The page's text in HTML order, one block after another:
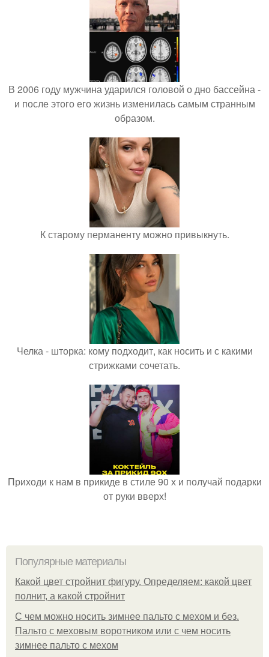
В 2006 году мужчина ударился головой о дно бассейна -
и после этого его жизнь изменилась самым странным
образом.
К старому перманенту можно привыкнуть.
Челка - шторка: кому подходит, как носить и с какими
стрижками сочетать.
Приходи к нам в прикиде в стиле 90 х и получай подарки
от руки вверх!
Популярные материалы
Какой цвет стройнит фигуру. Определяем: какой цвет
полнит, а какой стройнит
C чем можно носить зимнее пальто с мехом и без.
Пальто с меховым воротником или с чем носить
зимнее пальто с мехом